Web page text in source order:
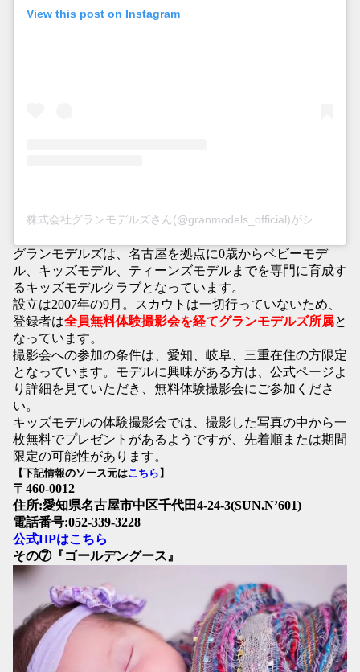
View this post on Instagram
グランモデルズは、名古屋を拠点に0歳からベビーモデ
ル、キッズモデル、ティーンズモデルまでを専門に育成す
るキッズモデルクラブとなっています。
設立は2007年の9月。スカウトは一切行っていないため、
登録者は全員無料体験撮影会を経てグランモデルズ所属と
なっています。
撮影会への参加の条件は、愛知、岐阜、三重在住の方限定
となっています。モデルに興味がある方は、公式ページよ
り詳細を見ていただき、無料体験撮影会にご参加くださ
い。
キッズモデルの体験撮影会では、撮影した写真の中から一
枚無料でプレゼントがあるようですが、先着順または期間
限定の可能性があります。
【下記情報のソース元はこちら】
〒460-0012
住所:愛知県名古屋市中区千代田4-24-3(SUN.N’601)
電話番号:052-339-3228
公式HPはこちら
その⑦『ゴールデングース』